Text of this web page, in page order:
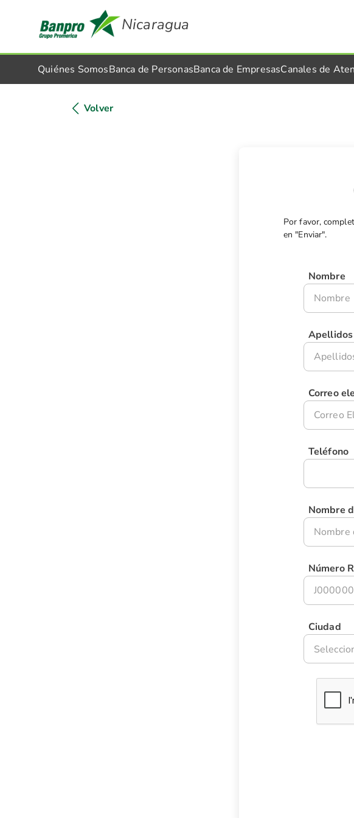
Nicaragua
Quiénes SomosBanca de PersonasBanca de EmpresasCanales de
Volver
Por favor,
en "Enviar".
Nombre
Apellidos
Correo
Teléfono
Nombre
Número
Ciudad